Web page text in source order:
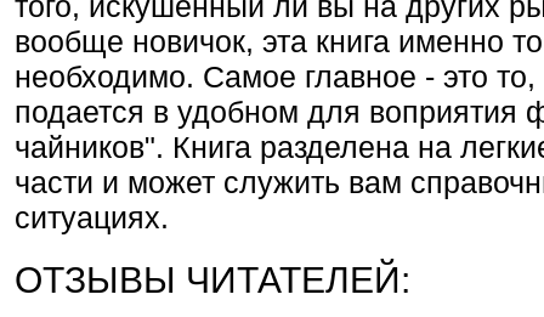
вообще новичок, эта книга именно
необходимо. Самое главное - это
подается в удобном для воприятия
чайников". Книга разделена на
части и может служить вам
ситуациях.
ОТЗЫВЫ ЧИТАТЕЛЕЙ: